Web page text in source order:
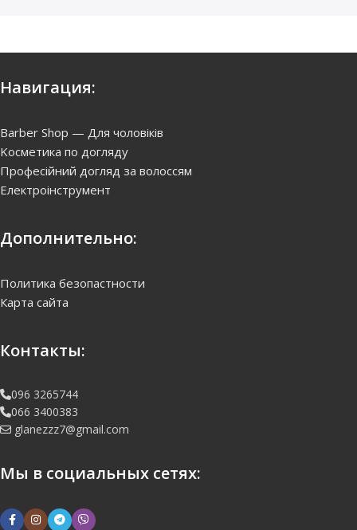
Навигация:
Barber Shop — Для чоловіків
Kосметика по догляду
Професійний догляд за волоссям
Електроінструмент
Дополнительно:
Политика безопастности
Карта сайта
Контакты:
096 3265744
066 3400383
glanezzz7@gmail.com
Мы в социальных сетях: